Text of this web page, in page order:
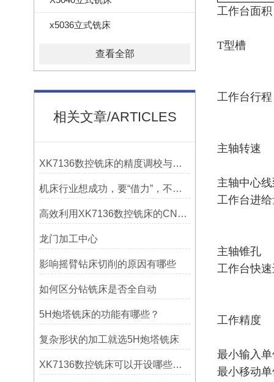
x5036立式铣床
查看全部
相关文章/ARTICLES
XK7136数控铣床的精度调校与性能优化
机床行业想成功，要“借力”，不要“尽力”！
高效利用XK7136数控铣床的CNC系统？
龙门加工中心
影响摇臂钻床切削的原因有哪些
如何区分钻铣床是否全自动
5H炮塔铣床的功能有哪些？
复杂形状的加工就选5H炮塔铣床
XK7136数控铣床可以开设哪些考核项目？
工作台面积
T型槽
工作台行程
主轴转速
主轴中心
工作台进
主轴锥孔
工作台快
工作精度
最小输入
最小移动